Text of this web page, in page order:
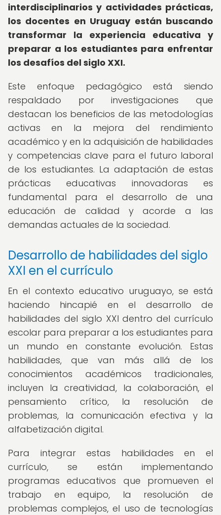
interdisciplinarios y actividades prácticas,
los docentes en Uruguay están buscando
transformar la experiencia educativa y
preparar a los estudiantes para enfrentar
los desafíos del siglo XXI.
Este enfoque pedagógico está siendo
respaldado por investigaciones que
destacan los beneficios de las metodologías
activas en la mejora del rendimiento
académico y en la adquisición de habilidades
y competencias clave para el futuro laboral
de los estudiantes. La adaptación de estas
prácticas educativas innovadoras es
fundamental para el desarrollo de una
educación de calidad y acorde a las
demandas actuales de la sociedad.
Desarrollo de habilidades del siglo
XXI en el currículo
En el contexto educativo uruguayo, se está
haciendo hincapié en el desarrollo de
habilidades del siglo XXI dentro del currículo
escolar para preparar a los estudiantes para
un mundo en constante evolución. Estas
habilidades, que van más allá de los
conocimientos académicos tradicionales,
incluyen la creatividad, la colaboración, el
pensamiento crítico, la resolución de
problemas, la comunicación efectiva y la
alfabetización digital.
Para integrar estas habilidades en el
currículo, se están implementando
programas educativos que promueven el
trabajo en equipo, la resolución de
problemas complejos, el uso de tecnologías